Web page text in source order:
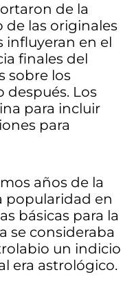
de la
de las originales
influyeran en el
finales del
sobre los
después. Los
para incluir
para
años de la
popularidad en
básicas para la
se consideraba
un indicio
era astrológico.